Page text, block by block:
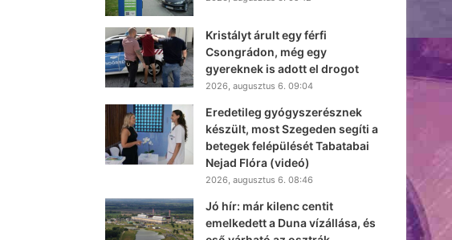
Kristályt árult egy férfi
Csongrádon, még egy
gyereknek is adott el drogot
2026, augusztus 6. 09:04
Eredetileg gyógyszerésznek
készült, most Szegeden segíti a
betegek felépülését Tabatabai
Nejad Flóra (videó)
2026, augusztus 6. 08:46
Jó hír: már kilenc centit
emelkedett a Duna vízállása, és